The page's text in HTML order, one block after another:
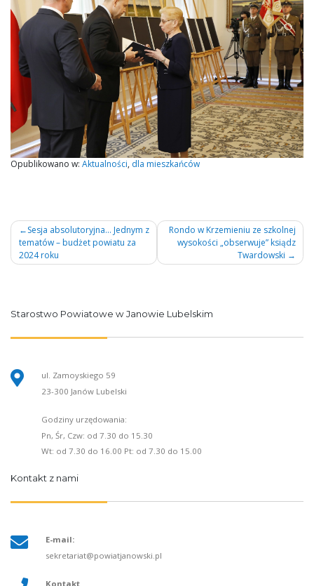
Opublikowano w: Aktualności, dla mieszkańców
Nawigacja
wpisu
Sesja absolutoryjna… Jednym z
tematów – budżet powiatu za
2024 roku
Rondo w Krzemieniu ze szkolnej
wysokości „obserwuje” ksiądz
Twardowski
Starostwo Powiatowe w Janowie Lubelskim
ul. Zamoyskiego 59
23-300 Janów Lubelski
Godziny urzędowania:
Pn, Śr, Czw: od 7.30 do 15.30
Wt: od 7.30 do 16.00 Pt: od 7.30 do 15.00
Kontakt z nami
E-mail:
sekretariat@powiatjanowski.pl
Kontakt